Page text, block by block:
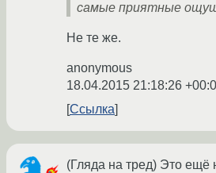
самые приятные
Не те же.
anonymous
18.04.2015 21:18:26
Ссылка
(Гляда на тред) Это ещё